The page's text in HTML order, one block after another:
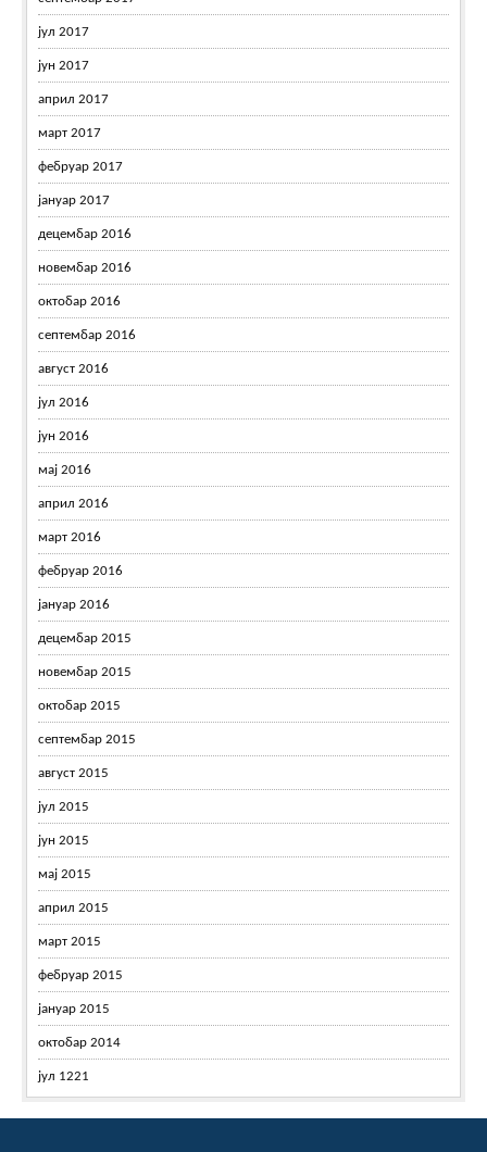
јул 2017
јун 2017
април 2017
март 2017
фебруар 2017
јануар 2017
децембар 2016
новембар 2016
октобар 2016
септембар 2016
август 2016
јул 2016
јун 2016
мај 2016
април 2016
март 2016
фебруар 2016
јануар 2016
децембар 2015
новембар 2015
октобар 2015
септембар 2015
август 2015
јул 2015
јун 2015
мај 2015
април 2015
март 2015
фебруар 2015
јануар 2015
октобар 2014
јул 1221